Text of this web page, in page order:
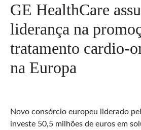
GE HealthCare
liderança na
tratamento cardio-
na Europa
Novo consórcio europeu liderado
investe 50,5 milhões de euros em